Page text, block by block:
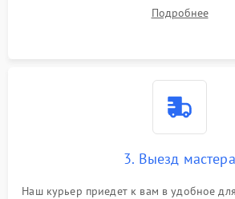
Подробнее
3. Выезд мастера
Наш курьер приедет к вам в удобное